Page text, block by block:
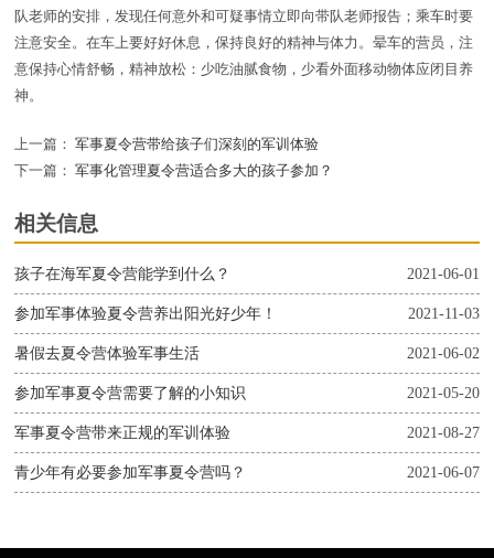
队老师的安排，发现任何意外和可疑事情立即向带队老师报告；乘车时要
注意安全。在车上要好好休息，保持良好的精神与体力。晕车的营员，注
意保持心情舒畅，精神放松：少吃油腻食物，少看外面移动物体应闭目养
神。
上一篇： 军事夏令营带给孩子们深刻的军训体验
下一篇： 军事化管理夏令营适合多大的孩子参加？
相关信息
2021-06-01
孩子在海军夏令营能学到什么？
2021-11-03
参加军事体验夏令营养出阳光好少年！
2021-06-02
暑假去夏令营体验军事生活
2021-05-20
参加军事夏令营需要了解的小知识
2021-08-27
军事夏令营带来正规的军训体验
2021-06-07
青少年有必要参加军事夏令营吗？